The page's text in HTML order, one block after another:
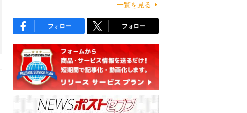
一覧を見る
フォロー フォロー